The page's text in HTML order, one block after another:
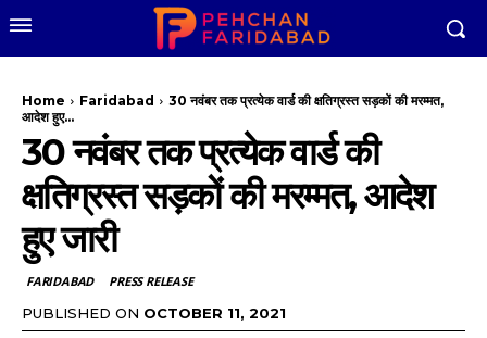
Home Faridabad
30 नवंबर तक प्रत्येक वार्ड की क्षतिग्रस्त सड़कों की मरम्मत,
आदेश हुए...
30 नवंबर तक प्रत्येक वार्ड की
क्षतिग्रस्त सड़कों की मरम्मत, आदेश
हुए जारी
FARIDABAD PRESS RELEASE
PUBLISHED ON OCTOBER 11, 2021